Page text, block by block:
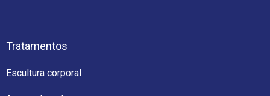
Tratamentos
Escultura corporal